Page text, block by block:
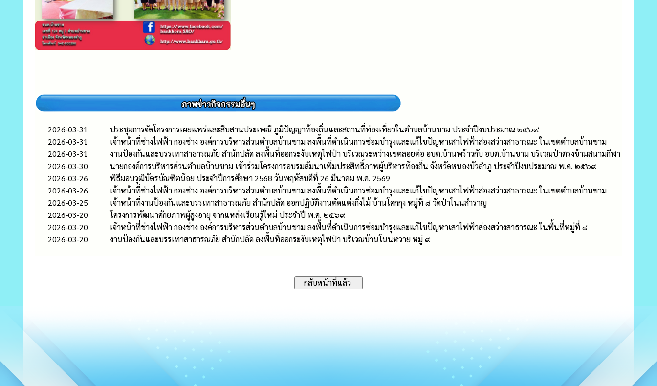
2026-03-31
ประชุมการจัดโครงการเผยแพร่และสืบสานประเพณี ภูมิปัญญาท้องถิ่นและสถานที่ท่องเที่ยวในตำบลบ้านขาม ประจำปีงบประมาณ ๒๕๖๙
2026-03-31
เจ้าหน้าที่ช่างไฟฟ้า กองช่าง องค์การบริหารส่วนตำบลบ้านขาม ลงพื้นที่ดำเนินการซ่อมบำรุงและแก้ไขปัญหาเสาไฟฟ้าส่องสว่างสาธารณะ ในเขตตำบลบ้านขาม
2026-03-31
งานป้องกันและบรรเทาสาธารณภัย สำนักปลัด ลงพื้นที่ออกระงับเหตุไฟป่า บริเวณระหว่างเขตลอยต่อ อบต.บ้านพร้าวกับ อบต.บ้านขาม บริเวณป่าตรงข้ามสนามกีฬา
2026-03-30
นายกองค์การบริหารส่วนตำบลบ้านขาม เข้าร่วมโครงการอบรมสัมนาเพิ่มประสิทธิ์ภาพผู้บริหารท้องถิ่น จังหวัดหนองบัวลำภู ประจำปีงบประมาณ พ.ศ. ๒๕๖๙
2026-03-26
พิธีมอบวุฒิบัตรบัณฑิตน้อย ประจำปีการศึกษา 2568 วันพฤหัสบดีที่ 26 มีนาคม พ.ศ. 2569
2026-03-26
เจ้าหน้าที่ช่างไฟฟ้า กองช่าง องค์การบริหารส่วนตำบลบ้านขาม ลงพื้นที่ดำเนินการซ่อมบำรุงและแก้ไขปัญหาเสาไฟฟ้าส่องสว่างสาธารณะ ในเขตตำบลบ้านขาม
2026-03-25
เจ้าหน้าที่งานป้องกันและบรรเทาสาธารณภัย สำนักปลัด ออกปฏิบัติงานตัดแต่งกิ่งไม้ บ้านโคกกุง หมู่ที่ ๘ วัดป่าโนนสำราญ
2026-03-20
โครงการพัฒนาศักยภาพผู้สูงอายุ จากแหล่งเรียนรู้ใหม่ ประจำปี พ.ศ. ๒๕๖๙
2026-03-20
เจ้าหน้าที่ช่างไฟฟ้า กองช่าง องค์การบริหารส่วนตำบลบ้านขาม ลงพื้นที่ดำเนินการซ่อมบำรุงและแก้ไขปัญหาเสาไฟฟ้าส่องสว่างสาธารณะ ในพื้นที่หมู่ที่ ๘
2026-03-20
งานป้องกันและบรรเทาสาธารณภัย สำนักปลัด ลงพื้นที่ออกระงับเหตุไฟป่า บริเวณบ้านโนนหวาย หมู่ ๙